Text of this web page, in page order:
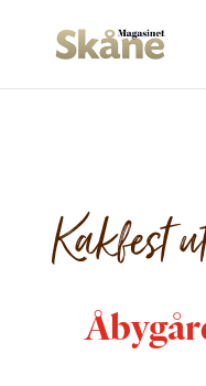
Kakfest